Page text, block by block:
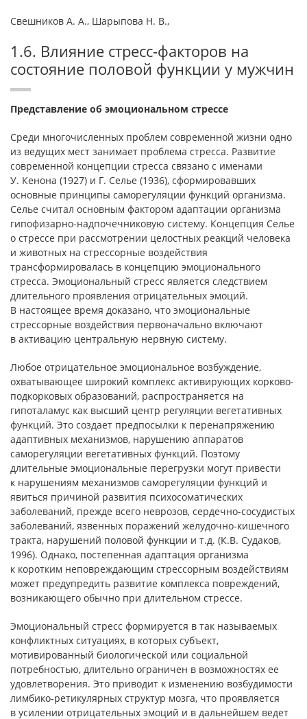
Свешников А. А., Шарыпова Н. В.,
1.6. Влияние стресс-факторов на
состояние половой функции у мужчин
Представление об эмоциональном стрессе
Среди многочисленных проблем современной жизни одно
из ведущих мест занимает проблема стресса. Развитие
современной концепции стресса связано с именами
У. Кенона (1927) и Г. Селье (1936), сформировавших
основные принципы саморегуляции функций организма.
Селье считал основным фактором адаптации организма
гипофизарно-надпочечниковую систему. Концепция Селье
о стрессе при рассмотрении целостных реакций человека
и животных на стрессорные воздействия
трансформировалась в концепцию эмоционального
стресса. Эмоциональный стресс является следствием
длительного проявления отрицательных эмоций.
В настоящее время доказано, что эмоциональные
стрессорные воздействия первоначально включают
в активацию центральную нервную систему.
Любое отрицательное эмоциональное возбуждение,
охватывающее широкий комплекс активирующих корково-
подкорковых образований, распространяется на
гипоталамус как высший центр регуляции вегетативных
функций. Это создает предпосылки к перенапряжению
адаптивных механизмов, нарушению аппаратов
саморегуляции вегетативных функций. Поэтому
длительные эмоциональные перегрузки могут привести
к нарушениям механизмов саморегуляции функций и
явиться причиной развития психосоматических
заболеваний, прежде всего неврозов, сердечно-сосудистых
заболеваний, язвенных поражений желудочно-кишечного
тракта, нарушений половой функции и т.д. (К.В. Судаков,
1996). Однако, постепенная адаптация организма
к коротким неповреждающим стрессорным воздействиям
может предупредить развитие комплекса повреждений,
возникающего обычно при длительном стрессе.
Эмоциональный стресс формируется в так называемых
конфликтных ситуациях, в которых субъект,
мотивированный биологической или социальной
потребностью, длительно ограничен в возможностях ее
удовлетворения. Это приводит к изменению возбудимости
лимбико-ретикулярных структур мозга, что проявляется
в усилении отрицательных эмоций и в дальнейшем ведет